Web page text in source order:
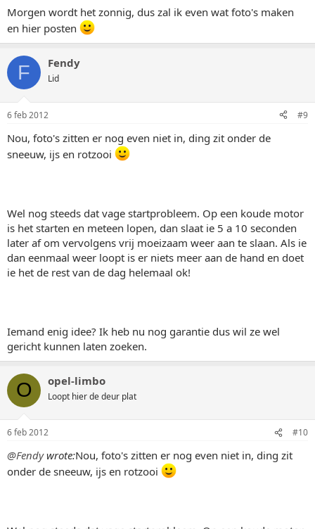
Morgen wordt het zonnig, dus zal ik even wat foto's maken
en hier posten
F Fendy
Lid
6 feb 2012 #9
Nou, foto's zitten er nog even niet in, ding zit onder de
sneeuw, ijs en rotzooi
Wel nog steeds dat vage startprobleem. Op een koude motor
is het starten en meteen lopen, dan slaat ie 5 a 10 seconden
later af om vervolgens vrij moeizaam weer aan te slaan. Als ie
dan eenmaal weer loopt is er niets meer aan de hand en doet
ie het de rest van de dag helemaal ok!
Iemand enig idee? Ik heb nu nog garantie dus wil ze wel
gericht kunnen laten zoeken.
O opel-limbo
Loopt hier de deur plat
6 feb 2012 #10
@Fendywrote:Nou, foto's zitten er nog even niet in, ding zit
onder de sneeuw, ijs en rotzooi